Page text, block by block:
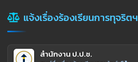
แจ้งเรื่องร้องเรียนการทุจริตฯ
สำนักงาน ป.ป.ช.